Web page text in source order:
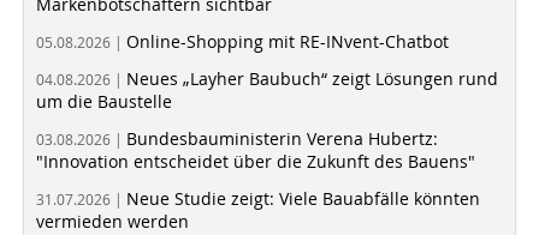
Markenbotschaftern sichtbar
05.08.2026 | Online-Shopping mit RE-INvent-Chatbot
04.08.2026 | Neues „Layher Baubuch“ zeigt Lösungen rund
um die Baustelle
03.08.2026 | Bundesbauministerin Verena Hubertz:
"Innovation entscheidet über die Zukunft des Bauens"
31.07.2026 | Neue Studie zeigt: Viele Bauabfälle könnten
vermieden werden